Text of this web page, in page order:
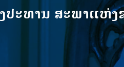
ປະທານ ສະພາແຫ່ງ